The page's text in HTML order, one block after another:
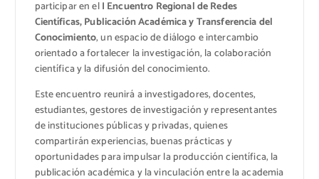
participar en elI Encuentro Regional de Redes
Científicas, Publicación Académica y Transferencia del
Conocimiento, un espacio de diálogo e intercambio
orientado a fortalecer la investigación, la colaboración
científica y la difusión del conocimiento.
Este encuentro reunirá a investigadores, docentes,
estudiantes, gestores de investigación y representantes
de instituciones públicas y privadas, quienes
compartirán experiencias, buenas prácticas y
oportunidades para impulsar la producción científica, la
publicación académica y la vinculación entre la academia